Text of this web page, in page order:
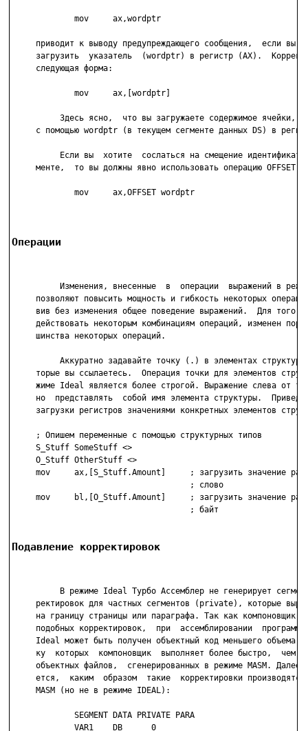
             mov     ax,wordptr
приводит к выводу предупреждающего сообщения,  если вы
загрузить  указатель  (wordptr) в регистр (AX).
     следующая форма:
             mov     ax,[wordptr]
Здесь ясно,  что вы загружаете содержимое ячейки,
с помощью wordptr (в текущем сегменте данных DS) в
Если вы  хотите  сослаться на смещение
менте,  то вы должны явно использовать операцию OFFSET,
             mov     ax,OFFSET wordptr
Операции
Изменения, внесенные  в  операции  выражений в
позволяют повысить мощность и гибкость некоторых
вив без изменения общее поведение выражений.  Для того,
действовать некоторым комбинациям операций, изменен
     шинства некоторых операций.
Аккуратно задавайте точку (.) в элементах
торые вы ссылаетесь.  Операция точки для элементов
жиме Ideal является более строгой. Выражение слева от
но  представлять  собой имя элемента структуры.
загрузки регистров значениями конкретных элементов
     ; Опишем переменные с помощью структурных типов
     S_Stuff SomeStuff <>
     O_Stuff OtherStuff <>
mov     ax,[S_Stuff.Amount]     ; загрузить значение
                                     ; слово
mov     bl,[O_Stuff.Amount]     ; загрузить значение
Подавление корректировок
В режиме Ideal Турбо Ассемблер не генерирует
ректировок для частных сегментов (private), которые
на границу страницы или параграфа. Так как компоновщик
подобных корректировок,  при  ассемблировании  программ
Ideal может быть получен объектный код меньшего объема,
ку  которых  компоновщик  выполняет более быстро,  чем
объектных файлов,  сгенерированных в режиме MASM. Далее
ется,  каким  образом  такие  корректировки производятся
     MASM (но не в режиме IDEAL):
             SEGMENT DATA PRIVATE PARA
             VAR1    DB      0